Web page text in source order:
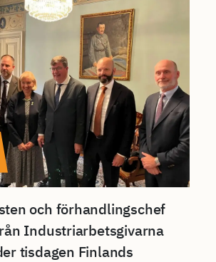
och förhandlingschef
Industriarbetsgivarna
tisdagen Finlands